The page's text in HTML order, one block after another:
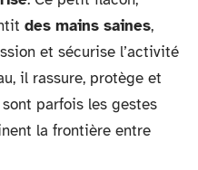
des mains saines,
et sécurise l’activité
il rassure, protège et
parfois les gestes
la frontière entre